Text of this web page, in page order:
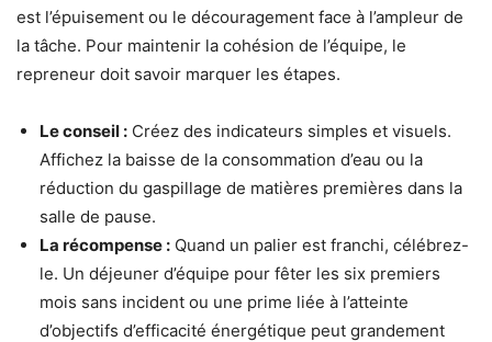
est l’épuisement ou le découragement face à l’ampleur de
la tâche. Pour maintenir la cohésion de l’équipe, le
repreneur doit savoir marquer les étapes.
Le conseil : Créez des indicateurs simples et visuels.
Affichez la baisse de la consommation d’eau ou la
réduction du gaspillage de matières premières dans la
salle de pause.
La récompense : Quand un palier est franchi, célébrez-
le. Un déjeuner d’équipe pour fêter les six premiers
mois sans incident ou une prime liée à l’atteinte
d’objectifs d’efficacité énergétique peut grandement